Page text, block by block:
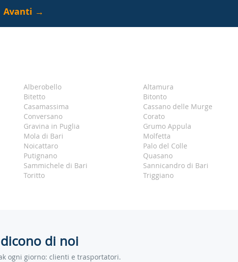
Alberobello
Altamura
Bitetto
Bitonto
Casamassima
Cassano delle Murge
Conversano
Corato
Gravina in Puglia
Grumo Appula
Mola di Bari
Molfetta
Noicattaro
Palo del Colle
Putignano
Quasano
Sammichele di Bari
Sannicandro di Bari
Toritto
Triggiano
di noi
ogni giorno: clienti e trasportatori.